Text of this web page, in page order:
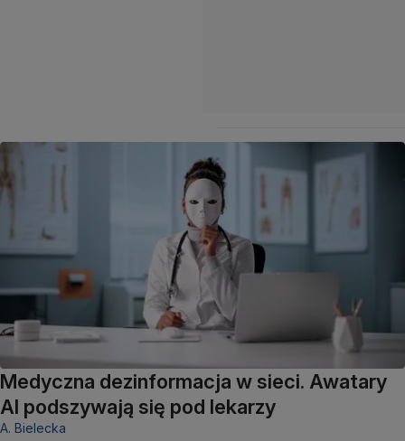
Medyczna dezinformacja w sieci. Awatary
AI podszywają się pod lekarzy
A. Bielecka